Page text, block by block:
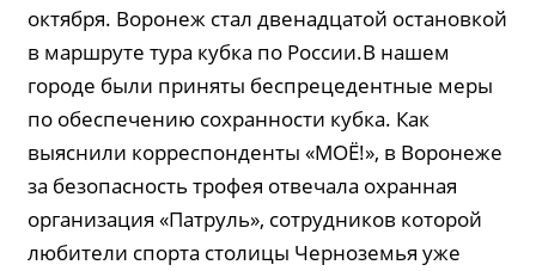
октября. Воронеж стал двенадцатой остановкой
в маршруте тура кубка по России.В нашем
городе были приняты беспрецедентные меры
по обеспечению сохранности кубка. Как
выяснили корреспонденты «МОЁ!», в Воронеже
за безопасность трофея отвечала охранная
организация «Патруль», сотрудников которой
любители спорта столицы Черноземья уже